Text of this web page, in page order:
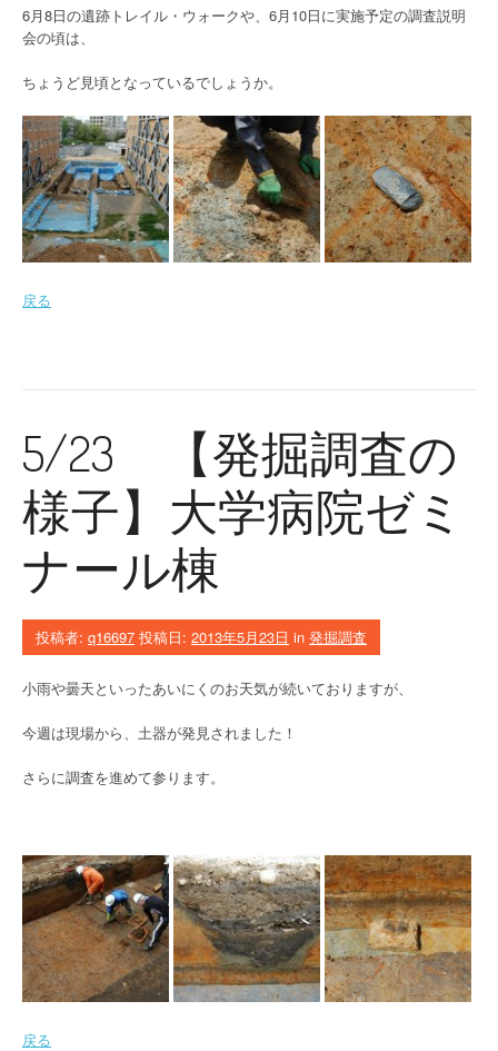
6月8日の遺跡トレイル・ウォークや、6月10日に実施予定の調査説明
会の頃は、
ちょうど見頃となっているでしょうか。
戻る
5/23 【発掘調査の
様子】大学病院ゼミ
ナール棟
投稿者: q16697 投稿日: 2013年5月23日 in 発掘調査
小雨や曇天といったあいにくのお天気が続いておりますが、
今週は現場から、土器が発見されました！
さらに調査を進めて参ります。
戻る